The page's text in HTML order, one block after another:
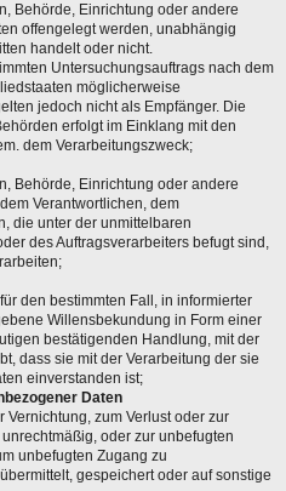
Behörde, Einrichtung oder andere
offengelegt werden, unabhängig
handelt oder nicht.
Untersuchungsauftrags nach dem
möglicherweise
jedoch nicht als Empfänger. Die
erfolgt im Einklang mit den
dem Verarbeitungszweck;
Behörde, Einrichtung oder andere
Verantwortlichen, dem
die unter der unmittelbaren
des Auftragsverarbeiters befugt sind,
den bestimmten Fall, in informierter
Willensbekundung in Form einer
bestätigenden Handlung, mit der
dass sie mit der Verarbeitung der sie
einverstanden ist;
Daten
zum Verlust oder zur
oder zur unbefugten
unbefugten Zugang zu
gespeichert oder auf sonstige